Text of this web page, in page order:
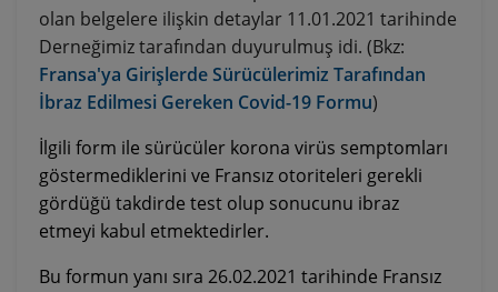
olan belgelere ilişkin detaylar 11.01.2021 tarihinde
Derneğimiz tarafından duyurulmuş idi. (Bkz:
Fransa'ya Girişlerde Sürücülerimiz Tarafından
İbraz Edilmesi Gereken Covid-19 Formu)
İlgili form ile sürücüler korona virüs semptomları
göstermediklerini ve Fransız otoriteleri gerekli
gördüğü takdirde test olup sonucunu ibraz
etmeyi kabul etmektedirler.
Bu formun yanı sıra 26.02.2021 tarihinde Fransız